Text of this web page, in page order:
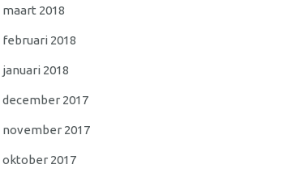
maart 2018
februari 2018
januari 2018
december 2017
november 2017
oktober 2017